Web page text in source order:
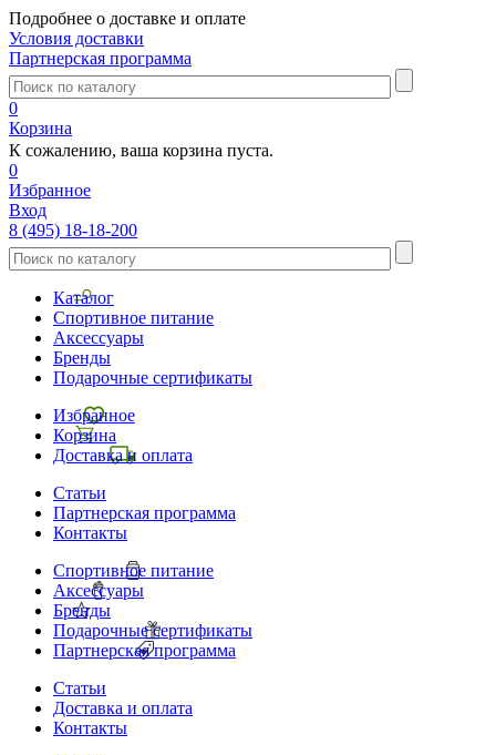
Подробнее о доставке и оплате
Условия доставки
Партнерская программа
0
Корзина
К сожалению, ваша корзина пуста.
0
Избранное
Вход
8 (495) 18-18-200
Каталог
Спортивное питание
Аксессуары
Бренды
Подарочные сертификаты
Избранное
Корзина
Доставка и оплата
Статьи
Партнерская программа
Контакты
Спортивное питание
Аксессуары
Бренды
Подарочные сертификаты
Партнерская программа
Статьи
Доставка и оплата
Контакты